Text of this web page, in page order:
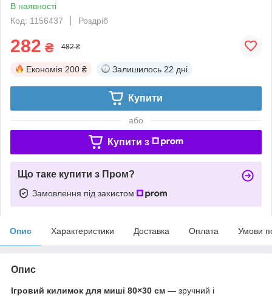
В наявності
Код: 1156437
Роздріб
282 ₴ 482 ₴
Економія 200 ₴ Залишилось 22 дні
Купити
або
Купити з
Що таке купити з Пром?
Замовлення під захистом
Опис Характеристики Доставка Оплата Умови
Опис
Ігровий килимок для миші 80×30 см — зручний і